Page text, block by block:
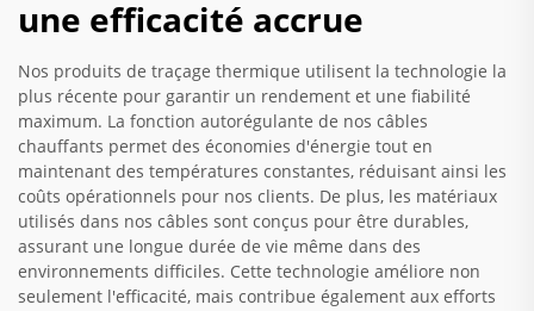
une efficacité accrue
Nos produits de traçage thermique utilisent la technologie la
plus récente pour garantir un rendement et une fiabilité
maximum. La fonction autorégulante de nos câbles
chauffants permet des économies d'énergie tout en
maintenant des températures constantes, réduisant ainsi les
coûts opérationnels pour nos clients. De plus, les matériaux
utilisés dans nos câbles sont conçus pour être durables,
assurant une longue durée de vie même dans des
environnements difficiles. Cette technologie améliore non
seulement l'efficacité, mais contribue également aux efforts